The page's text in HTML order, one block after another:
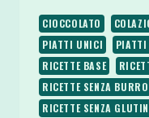
CIOCCOLATO
PIATTI UNICI
PIATTI
RICETTE BASE
RICETTE SENZA BURRO
RICETTE SENZA